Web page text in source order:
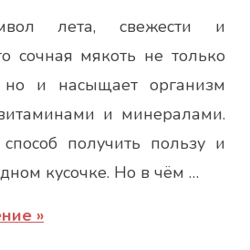
Юлія лета, свежести и
сочная мякоть не только
но и насыщает организм
и минералами.
получить пользу и
кусочке. Но в чём …